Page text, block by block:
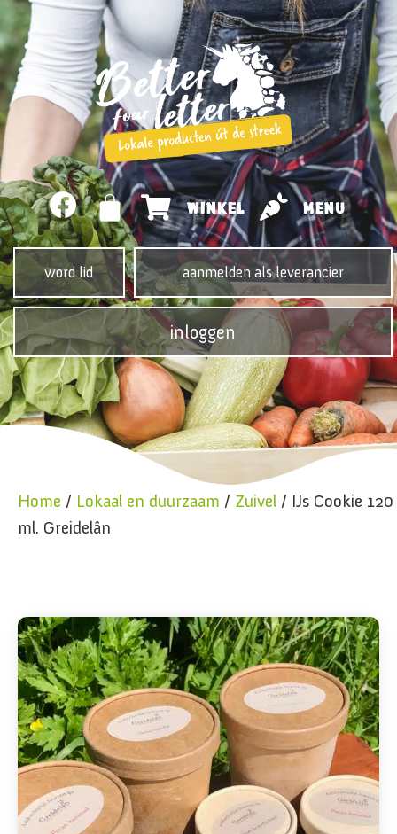
WINKEL MENU
word lid aanmelden als leverancier
inloggen
Home / Lokaal en duurzaam / Zuivel / IJs Cookie 120
ml. Greidelân